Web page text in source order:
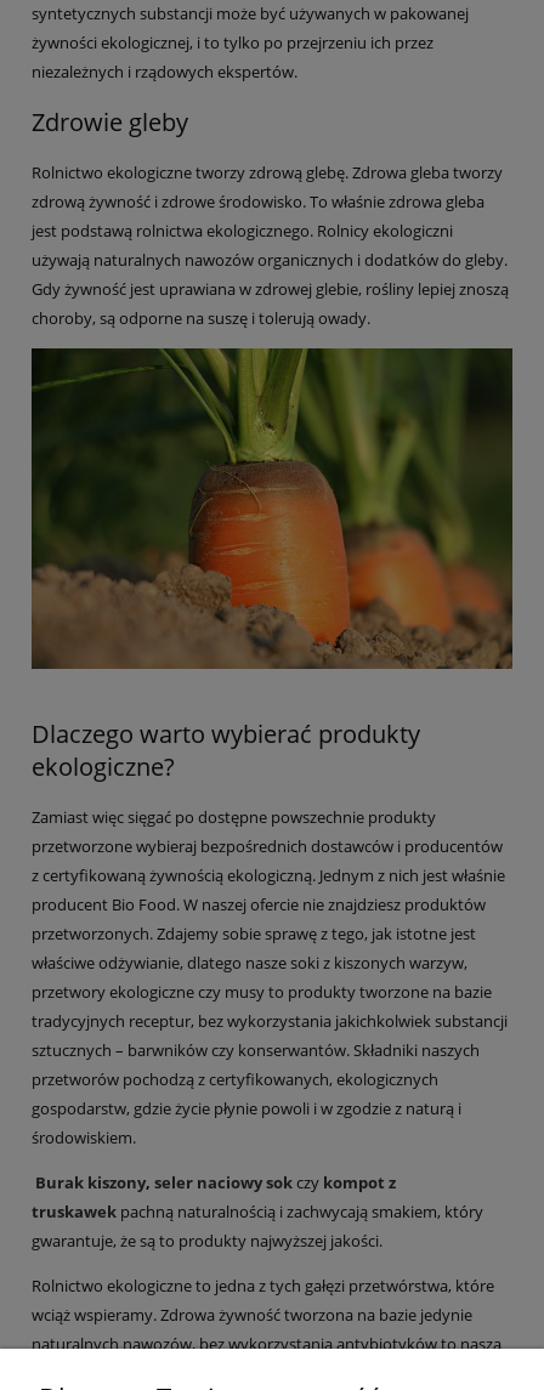
syntetycznych substancji może być używanych w pakowanej
żywności ekologicznej, i to tylko po przejrzeniu ich przez
niezależnych i rządowych ekspertów.
Zdrowie gleby
Rolnictwo ekologiczne tworzy zdrową glebę. Zdrowa gleba tworzy
zdrową żywność i zdrowe środowisko. To właśnie zdrowa gleba
jest podstawą rolnictwa ekologicznego. Rolnicy ekologiczni
używają naturalnych nawozów organicznych i dodatków do gleby.
Gdy żywność jest uprawiana w zdrowej glebie, rośliny lepiej znoszą
choroby, są odporne na suszę i tolerują owady.
Dlaczego warto wybierać produkty
ekologiczne?
Zamiast więc sięgać po dostępne powszechnie produkty
przetworzone wybieraj bezpośrednich dostawców i producentów
z certyfikowaną żywnością ekologiczną. Jednym z nich jest właśnie
producent Bio Food. W naszej ofercie nie znajdziesz produktów
przetworzonych. Zdajemy sobie sprawę z tego, jak istotne jest
właściwe odżywianie, dlatego nasze soki z kiszonych warzyw,
przetwory ekologiczne czy musy to produkty tworzone na bazie
tradycyjnych receptur, bez wykorzystania jakichkolwiek substancji
sztucznych – barwników czy konserwantów. Składniki naszych
przetworów pochodzą z certyfikowanych, ekologicznych
gospodarstw, gdzie życie płynie powoli i w zgodzie z naturą i
środowiskiem.
Burak kiszony, seler naciowysokczy kompot z
truskawek pachną naturalnością i zachwycają smakiem, który
gwarantuje, że są to produkty najwyższej jakości.
Rolnictwo ekologiczne to jedna z tych gałęzi przetwórstwa, które
wciąż wspieramy. Zdrowa żywność tworzona na bazie jedynie
naturalnych nawozów, bez wykorzystania antybiotyków to nasza